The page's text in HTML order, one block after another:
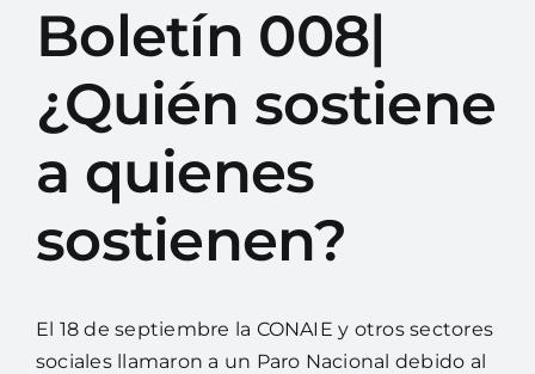
Programas y proyectos
Biblioteca
Boletín 008|
¿Quién sostiene
a quienes
sostienen?
El 18 de septiembre la CONAIE y otros sectores
sociales llamaron a un Paro Nacional debido al